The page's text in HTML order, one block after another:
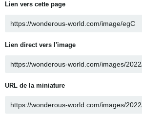
Lien vers cette page
Lien direct vers l'image
URL de la miniature